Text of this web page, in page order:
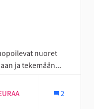
nuoret
ja tekemään...
2